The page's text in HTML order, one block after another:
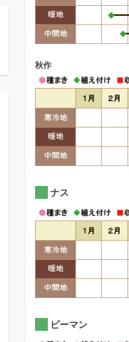
秋作
ナス
ピーマン